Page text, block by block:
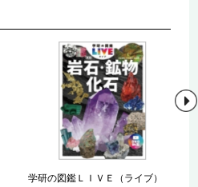
学研の図鑑ＬＩＶＥ（ライブ）